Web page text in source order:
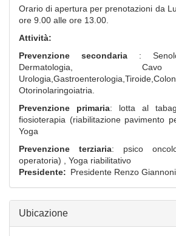
Orario di apertura per prenotazioni da
ore 9.00 alle ore 13.00.
Attività:
Prevenzione secondaria :
Dermatologia,
Otorinolaringoiatria.
Prevenzione primaria: lotta al
fiosioterapia (riabilitazione pavimento
Yoga
Prevenzione terziaria: psico
operatoria) , Yoga riabilitativo
Presidente
Presidente Renzo Giannoni
Ubicazione